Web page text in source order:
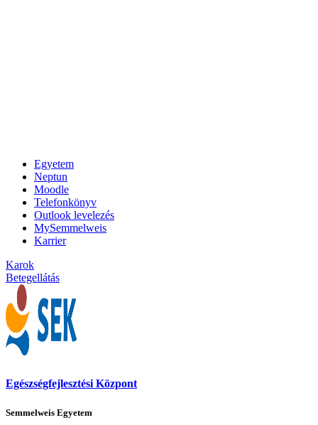
Egyetem
Neptun
Moodle
Telefonkönyv
Outlook levelezés
MySemmelweis
Karrier
Karok
Betegellátás
Egészségfejlesztési Központ
Semmelweis Egyetem